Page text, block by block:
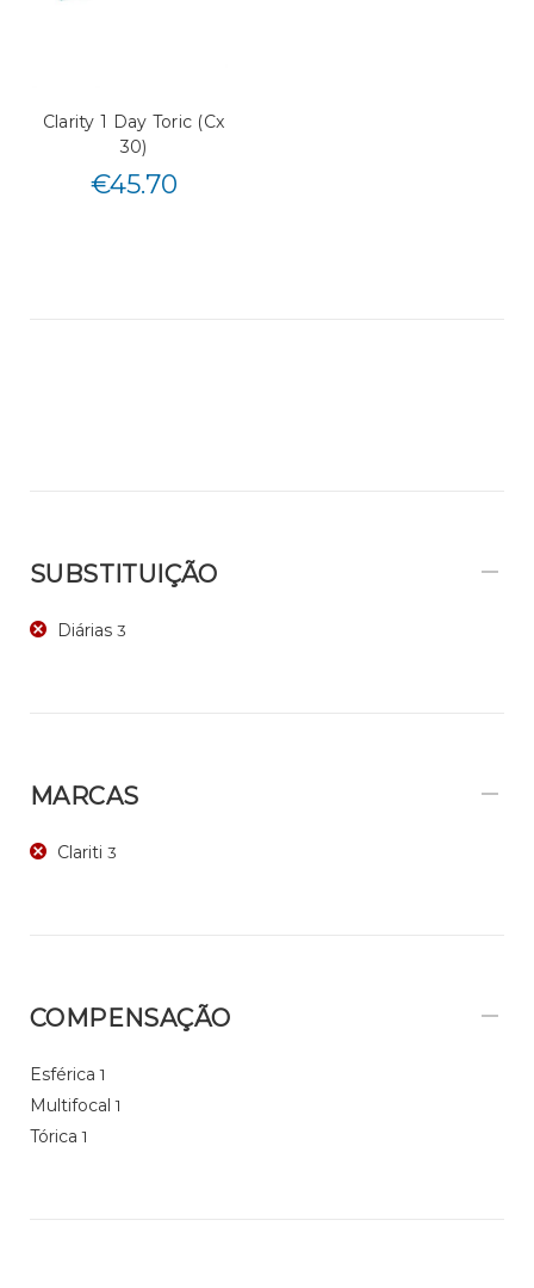
Clarity 1 Day Toric (Cx
30)
€45.70
SUBSTITUIÇÃO
Diárias 3
MARCAS
Clariti 3
COMPENSAÇÃO
Esférica 1
Multifocal 1
Tórica 1